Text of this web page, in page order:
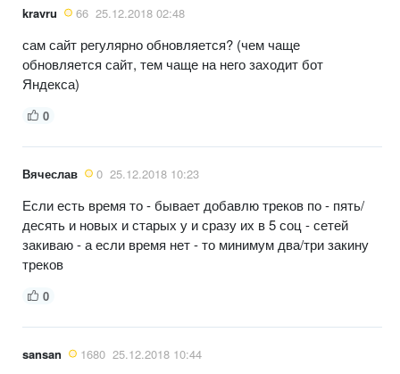
kravru 66 25.12.2018 02:48
сам сайт регулярно обновляется? (чем чаще
обновляется сайт, тем чаще на него заходит бот
Яндекса)
0
Вячеслав 0 25.12.2018 10:23
Если есть время то - бывает добавлю треков по - пять/
десять и новых и старых у и сразу их в 5 соц - сетей
закиваю - а если время нет - то минимум два/три закину
треков
0
sansan 1680 25.12.2018 10:44